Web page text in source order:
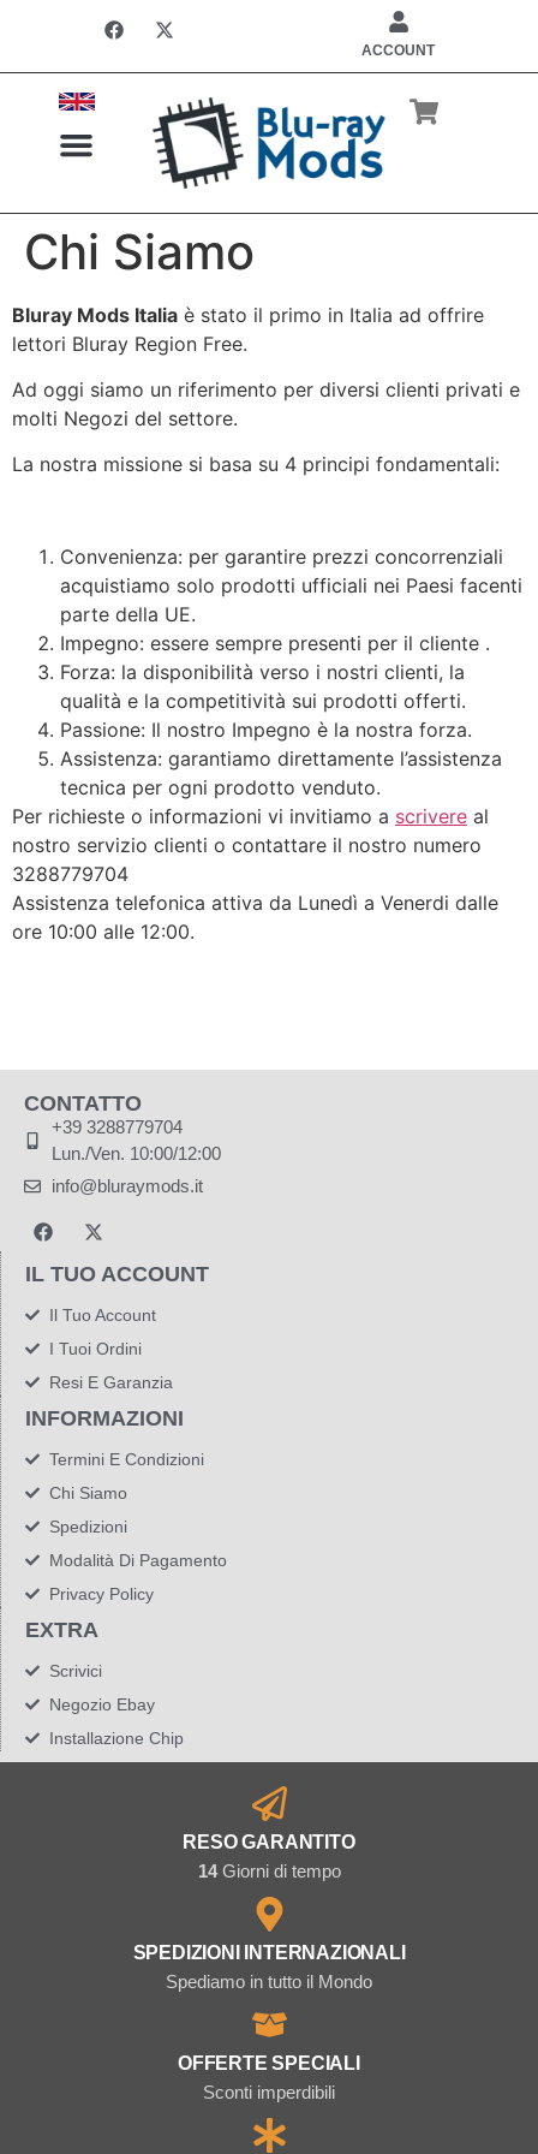
ACCOUNT
Chi Siamo
Bluray Mods Italia è stato il primo in Italia ad offrire
lettori Bluray Region Free.
Ad oggi siamo un riferimento per diversi clienti privati e
molti Negozi del settore.
La nostra missione si basa su 4 principi fondamentali:
Convenienza: per garantire prezzi concorrenziali
acquistiamo solo prodotti ufficiali nei Paesi facenti
parte della UE.
Impegno: essere sempre presenti per il cliente .
Forza: la disponibilità verso i nostri clienti, la
qualità e la competitività sui prodotti offerti.
Passione: Il nostro Impegno è la nostra forza.
Assistenza: garantiamo direttamente l’assistenza
tecnica per ogni prodotto venduto.
Per richieste o informazioni vi invitiamo a scrivere al
nostro servizio clienti o contattare il nostro numero
3288779704
Assistenza telefonica attiva da Lunedì a Venerdi dalle
ore 10:00 alle 12:00.
CONTATTO
+39 3288779704
Lun./Ven. 10:00/12:00
info@bluraymods.it
IL TUO ACCOUNT
Il Tuo Account
I Tuoi Ordini
Resi E Garanzia
INFORMAZIONI
Termini E Condizioni
Chi Siamo
Spedizioni
Modalità Di Pagamento
Privacy Policy
EXTRA
Scrivici
Negozio Ebay
Installazione Chip
RESO GARANTITO
14Giorni di tempo
SPEDIZIONI INTERNAZIONALI
Spediamo in tutto il Mondo
OFFERTE SPECIALI
Sconti imperdibili